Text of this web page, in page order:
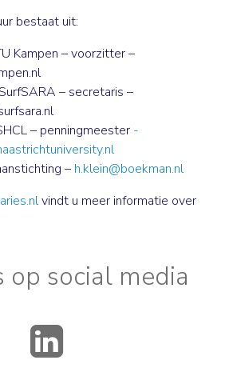
bestaat uit:
Kampen – voorzitter –
– secretaris –
– penningmeester -
– h.klein@boekman.nl
vindt u meer informatie over
op social media